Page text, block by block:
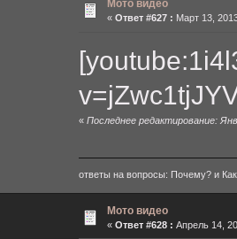
Мото видео
« Ответ #627 : Март 13,
« Последнее редактирование:
ответы на вопросы: Почему? и
Мото видео
« Ответ #628 : Апрель 14,